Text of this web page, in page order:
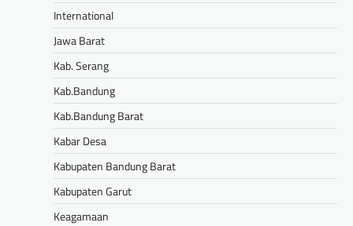
International
Jawa Barat
Kab. Serang
Kab.Bandung
Kab.Bandung Barat
Kabar Desa
Kabupaten Bandung Barat
Kabupaten Garut
Keagamaan